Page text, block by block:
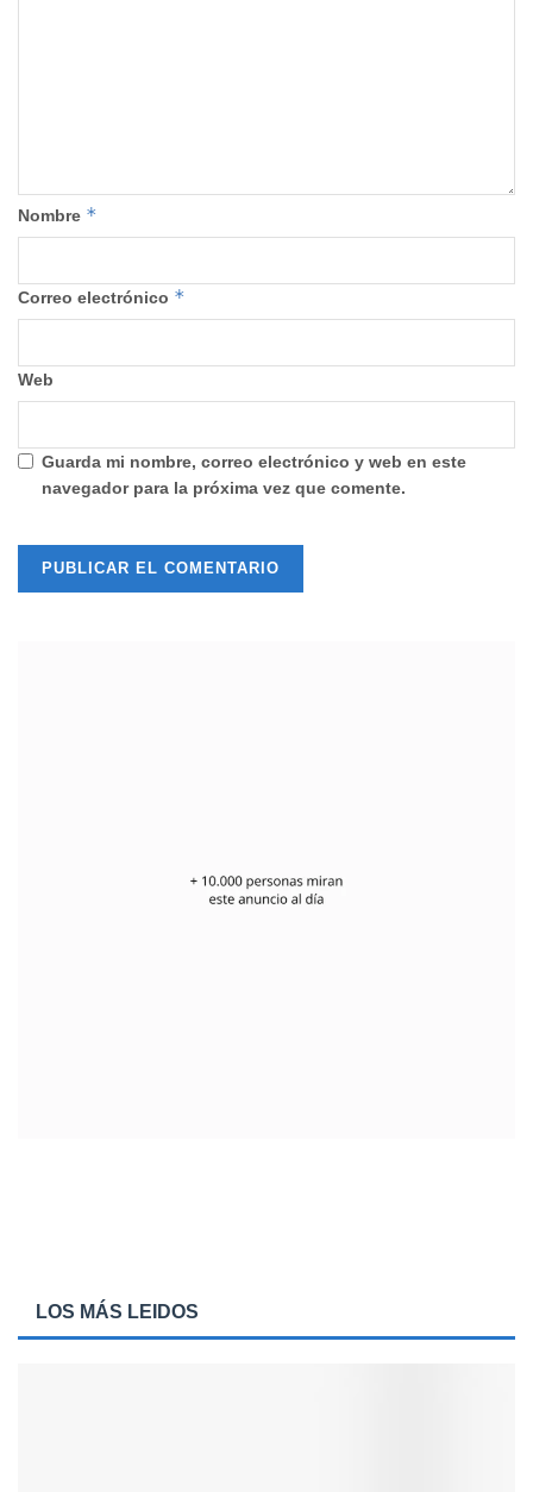
Nombre *
Correo electrónico *
Web
Guarda mi nombre, correo electrónico y web en este
navegador para la próxima vez que comente.
LOS MÁS LEIDOS